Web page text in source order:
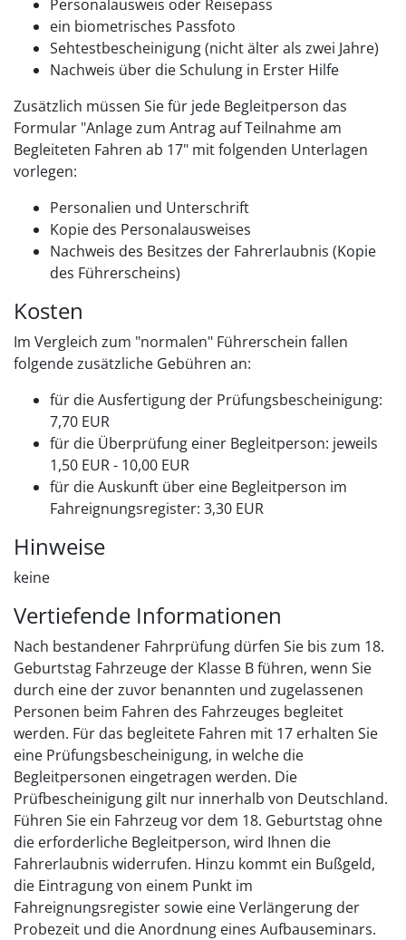
Personalausweis oder Reisepass
ein biometrisches Passfoto
Sehtestbescheinigung (nicht älter als zwei Jahre)
Nachweis über die Schulung in Erster Hilfe
Zusätzlich müssen Sie für jede Begleitperson das
Formular "Anlage zum Antrag auf Teilnahme am
Begleiteten Fahren ab 17" mit folgenden Unterlagen
vorlegen:
Personalien und Unterschrift
Kopie des Personalausweises
Nachweis des Besitzes der Fahrerlaubnis (Kopie
des Führerscheins)
Kosten
Im Vergleich zum "normalen" Führerschein fallen
folgende zusätzliche Gebühren an:
für die Ausfertigung der Prüfungsbescheinigung:
7,70 EUR
für die Überprüfung einer Begleitperson: jeweils
1,50 EUR - 10,00 EUR
für die Auskunft über eine Begleitperson im
Fahreignungsregister: 3,30 EUR
Hinweise
keine
Vertiefende Informationen
Nach bestandener Fahrprüfung dürfen Sie bis zum 18.
Geburtstag Fahrzeuge der Klasse B führen, wenn Sie
durch eine der zuvor benannten und zugelassenen
Personen beim Fahren des Fahrzeuges begleitet
werden. Für das begleitete Fahren mit 17 erhalten Sie
eine Prüfungsbescheinigung, in welche die
Begleitpersonen eingetragen werden. Die
Prüfbescheinigung gilt nur innerhalb von Deutschland.
Führen Sie ein Fahrzeug vor dem 18. Geburtstag ohne
die erforderliche Begleitperson, wird Ihnen die
Fahrerlaubnis widerrufen. Hinzu kommt ein Bußgeld,
die Eintragung von einem Punkt im
Fahreignungsregister sowie eine Verlängerung der
Probezeit und die Anordnung eines Aufbauseminars.